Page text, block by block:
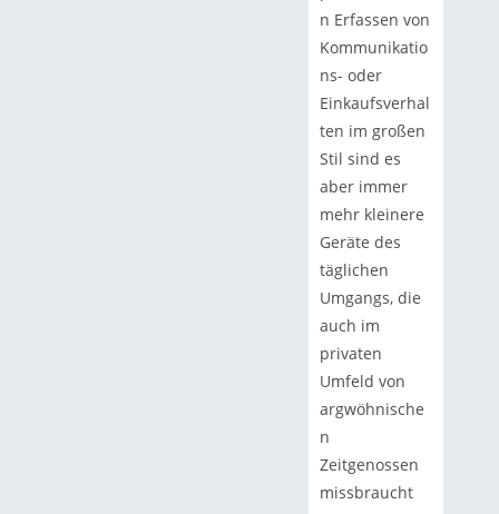
n Erfassen von
Kommunikatio
ns- oder
Einkaufsverhal
ten im großen
Stil sind es
aber immer
mehr kleinere
Geräte des
täglichen
Umgangs, die
auch im
privaten
Umfeld von
argwöhnische
n
Zeitgenossen
missbraucht